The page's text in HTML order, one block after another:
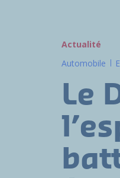
Actualité
Automobile
Le